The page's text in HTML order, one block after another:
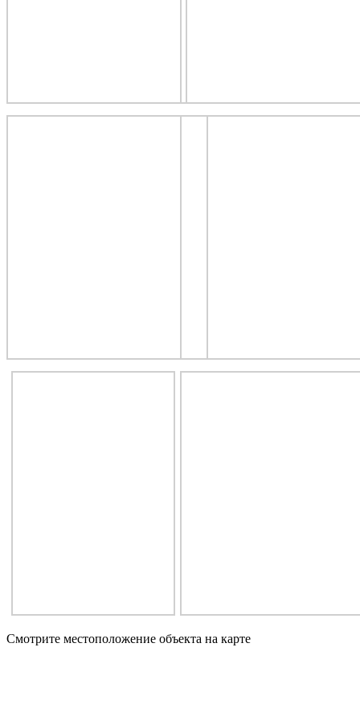
Смотрите местоположение объекта на карте